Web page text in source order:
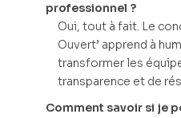
professionnel ?
Oui, tout à fait. Le
Ouvert’ apprend à
transformer les
transparence et de
Comment savoir si je